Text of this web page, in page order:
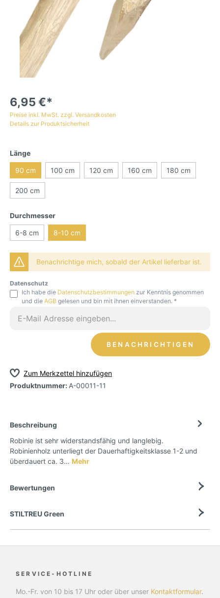
6,95 €*
Preise inkl. MwSt. zzgl. Versandkosten
Details zur Produktsicherheit
Länge
90 cm 100 cm 120 cm 160 cm 180 cm
200 cm
Durchmesser
6-8 cm 8-10 cm
Benachrichtige mich, sobald der Artikel lieferbar ist.
Datenschutz
Ich habe die Datenschutzbestimmungen zur Kenntnis genommen
und die AGB gelesen und bin mit ihnen einverstanden. *
BENACHRICHTIGEN
Zum Merkzettel hinzufügen
Produktnummer:A-00011-11
Beschreibung
Robinie ist sehr widerstandsfähig und langlebig.
Robinienholz unterliegt der Dauerhaftigkeitsklasse 1-2 und
überdauert ca. 3… Mehr
Bewertungen
STILTREU Green
SERVICE-HOTLINE
Mo.-Fr. von 10 bis 17 Uhr oder über unser Kontaktformular.